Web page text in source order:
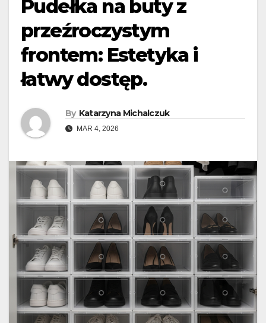
Pudełka na buty z
przeźroczystym
frontem: Estetyka i
łatwy dostęp.
By Katarzyna Michalczuk
MAR 4, 2026